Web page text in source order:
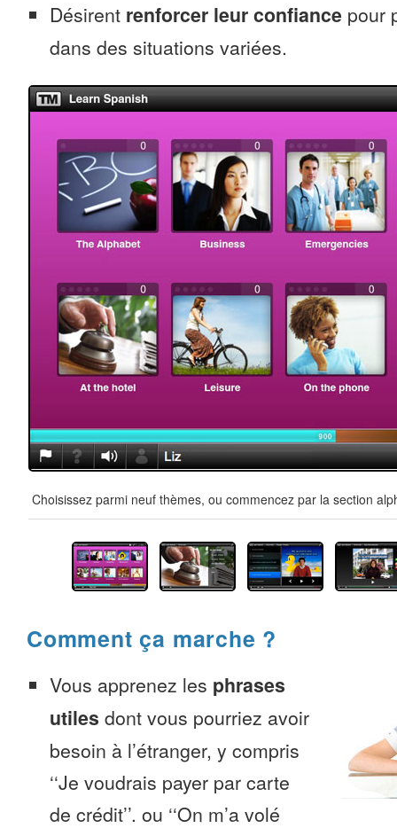
Désirent renforcer leur confiance pour
dans des situations variées.
Choisissez parmi neuf thèmes, ou commencez par la section
Comment ça marche ?
Vous apprenez les phrases
utiles dont vous pourriez avoir
besoin à l’étranger, y compris
‘‘Je voudrais payer par carte
de crédit’’. ou ‘‘On m’a volé